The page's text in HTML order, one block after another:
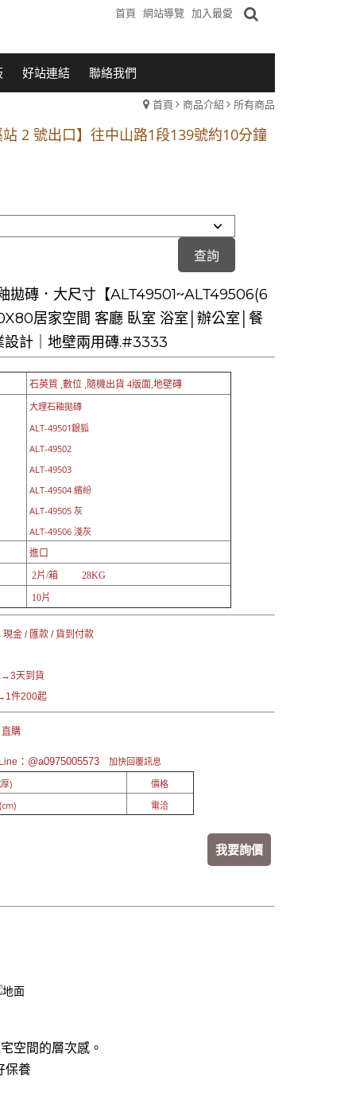
首頁 網站導覽 加入最愛
好站連結 聯絡我們
首頁 商品介紹 所有商品
段 到永平路路口(樂華夜市口)門口可停車
2 號出口】往中山路1段139號約10分鐘
2 號出口】往中山路1段139號約10分鐘
客戶加入 LINE官方帳號@a0975005573
拋磚．大尺寸【ALT49501~ALT49506(6
居家空間 客廳 臥室 浴室│辦公室│餐
設計｜地壁兩用磚.#3333
石英質 ,數位 ,隨機出貨 4版面,地壁磚
大理石釉拋磚
ALT-49501銀狐
ALT-49502
ALT-49503
ALT-49504 繽紛
ALT-49505 灰
ALT-49506 淺灰
進口
2片/箱 28KG
10片
金 / 匯款 / 貨到付款
→3天到貨
件200起
購
：@a0975005573 加快回覆訊息
)
價格
電洽
我要詢價
空間的層次感。
保養